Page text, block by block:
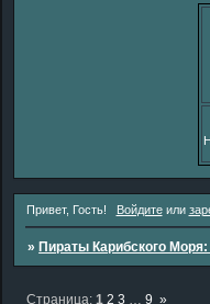
Привет, Гость! Войдитеили
» Пираты Карибского
Страница:1 2 3 … 9 »